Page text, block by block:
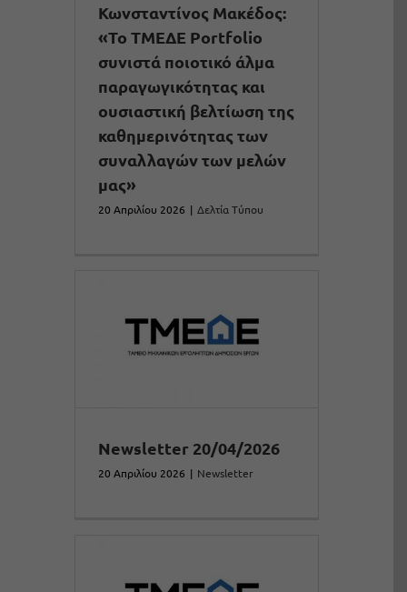
Κωνσταντίνος Μακέδος:
«Το ΤΜΕΔΕ Portfolio
συνιστά ποιοτικό άλμα
παραγωγικότητας και
ουσιαστική βελτίωση της
καθημερινότητας των
συναλλαγών των μελών
μας»
20 Απριλίου 2026 | Δελτία Τύπου
Newsletter 20/04/2026
20 Απριλίου 2026 | Newsletter